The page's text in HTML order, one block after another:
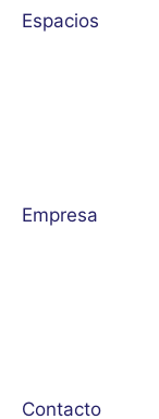
Espacios
Empresa
Contacto